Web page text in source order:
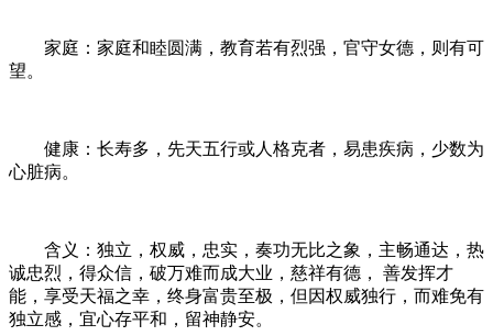
家庭：家庭和睦圆满，教育若有烈强，官守女德，则有可
望。
健康：长寿多，先天五行或人格克者，易患疾病，少数为
心脏病。
含义：独立，权威，忠实，奏功无比之象，主畅通达，热
诚忠烈，得众信，破万难而成大业，慈祥有德， 善发挥才
能，享受天福之幸，终身富贵至极，但因权威独行，而难免有
独立感，宜心存平和，留神静安。